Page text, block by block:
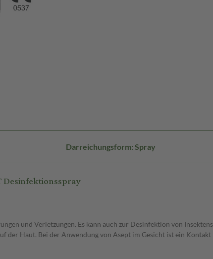
Darreichungsform: Spray
und Verletzungen. Es kann auch zur Desinfektion von
der Haut. Bei der Anwendung von Asept im Gesicht ist ein